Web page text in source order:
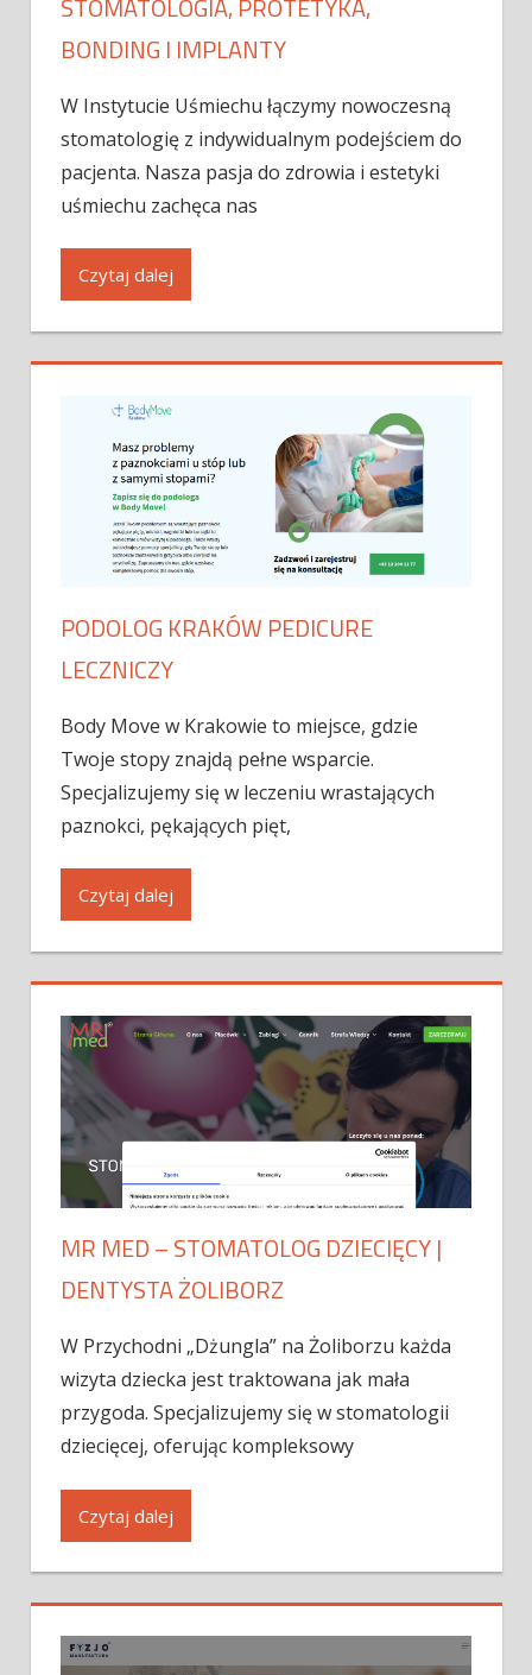
BONDING I IMPLANTY
W Instytucie Uśmiechu łączymy nowoczesną
stomatologię z indywidualnym podejściem do
pacjenta. Nasza pasja do zdrowia i estetyki
uśmiechu zachęca nas
Czytaj dalej
PODOLOG KRAKÓW PEDICURE
LECZNICZY
Body Move w Krakowie to miejsce, gdzie
Twoje stopy znajdą pełne wsparcie.
Specjalizujemy się w leczeniu wrastających
paznokci, pękających pięt,
Czytaj dalej
MR MED – STOMATOLOG DZIECIĘCY |
DENTYSTA ŻOLIBORZ
W Przychodni „Dżungla” na Żoliborzu każda
wizyta dziecka jest traktowana jak mała
przygoda. Specjalizujemy się w stomatologii
dziecięcej, oferując kompleksowy
Czytaj dalej